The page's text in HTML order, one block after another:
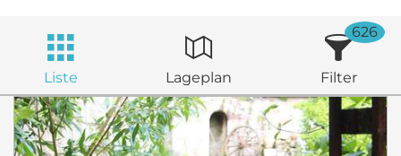
Liste Lageplan Filter
626